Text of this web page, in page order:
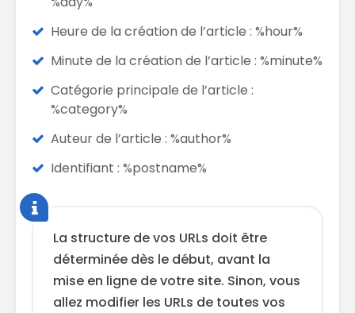
Heure de la création de l’article : %hour%
Minute de la création de l’article : %minute%
Catégorie principale de l’article :
%category%
Auteur de l’article : %author%
Identifiant : %postname%
La structure de vos URLs doit être
déterminée dès le début, avant la
mise en ligne de votre site. Sinon, vous
allez modifier les URLs de toutes vos